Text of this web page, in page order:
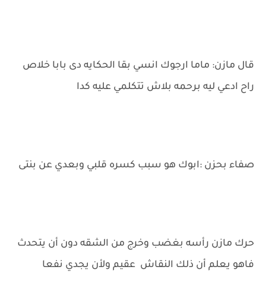
قال مازن: ماما ارجوك انسي بقا الحكايه دى بابا خلاص
راح ادعي ليه برحمه بلاش تتكلمي عليه كدا
صفاء بحزن :ابوك هو سبب كسره قلبي وبعدي عن بنتى
حرك مازن رأسه بغضب وخرج من الشقه دون أن يتحدث
فاهو يعلم أن ذلك النقاش عقيم ولأن يجدي نفعا